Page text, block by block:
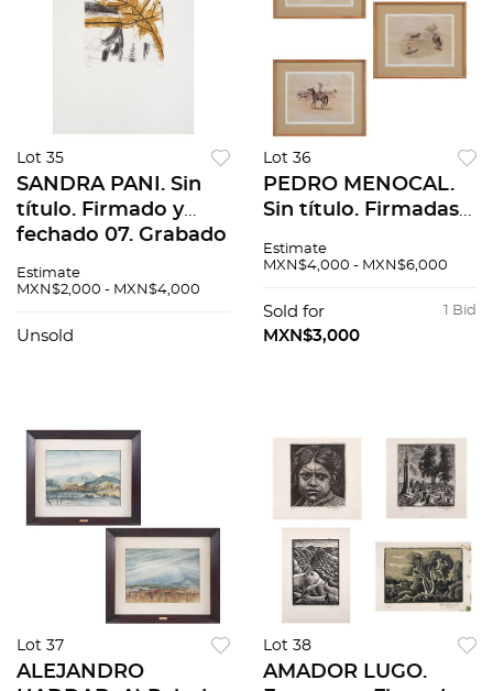
Lot 35
SANDRA PANI. Sin
título. Firmado y
fechado 07. Grabado
aguatinta 4 / 200.
imagen / 35 x 26 cm
Estimate
MXN$2,000 - MXN$4,000
Unsold
Lot 36
PEDRO MENOCAL.
Sin título. Firmadas y
Litografías offset.
totales cu. Pzas: 7
Estimate
MXN$4,000 - MXN$6,000
1 Bid
Sold for
MXN$3,000
Lot 37
ALEJANDRO
Lot 38
AMADOR LUGO.